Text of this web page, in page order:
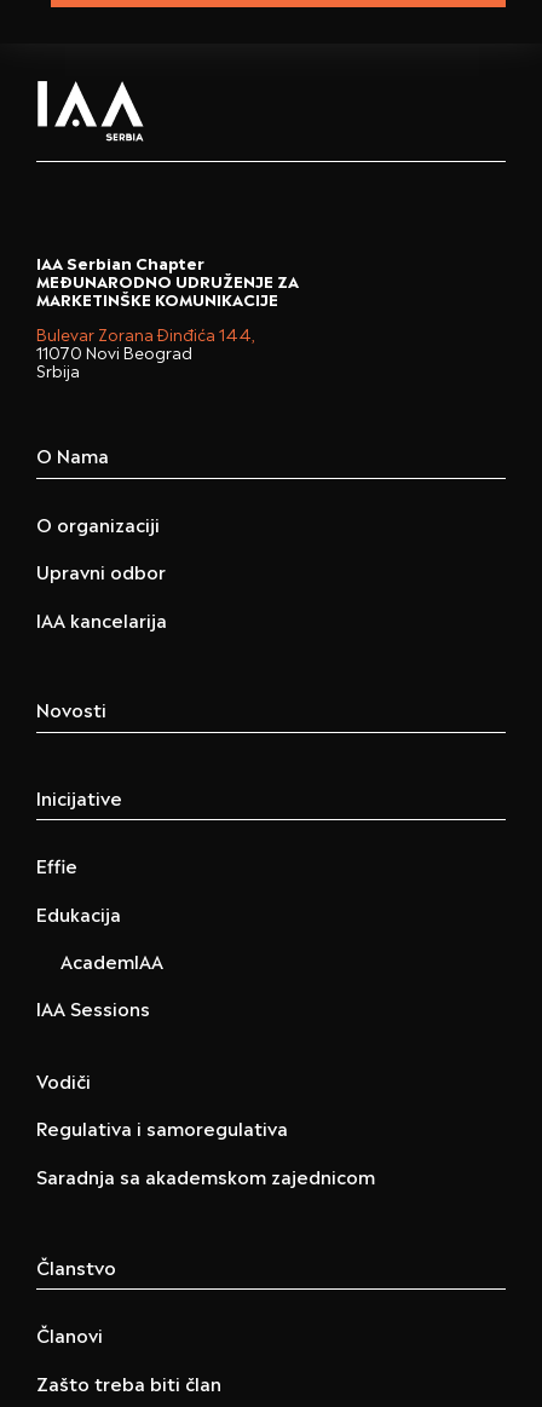
IAA Serbian Chapter
MEĐUNARODNO UDRUŽENJE ZA
MARKETINŠKE KOMUNIKACIJE
Bulevar Zorana Đinđića 144,
11070 Novi Beograd
Srbija
O Nama
O organizaciji
Upravni odbor
IAA kancelarija
Novosti
Inicijative
Effie
Edukacija
AcademIAA
IAA Sessions
Vodiči
Regulativa i samoregulativa
Saradnja sa akademskom zajednicom
Članstvo
Članovi
Zašto treba biti član